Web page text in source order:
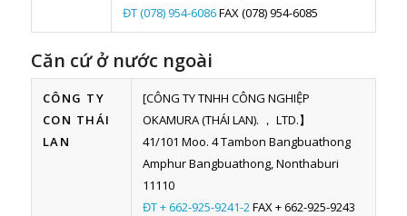
ĐT (078) 954-6086FAX (078) 954-6085
Căn cứ ở nước ngoài
CÔNG TY
CON THÁI
LAN
[CÔNG TY TNHH CÔNG NGHIỆP
OKAMURA (THÁI LAN). ， LTD.】
41/101 Moo. 4 Tambon Bangbuathong
Amphur Bangbuathong, Nonthaburi
11110
ĐT + 662-925-9241-2FAX + 662-925-9243